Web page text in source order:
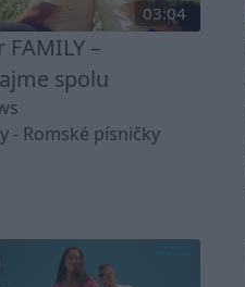
03:04
–
spolu
- Romské písničky